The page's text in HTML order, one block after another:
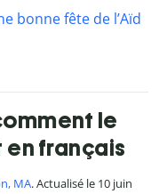
bonne fête de l’Aïd
le
français
MA. Actualisé le 10 juin